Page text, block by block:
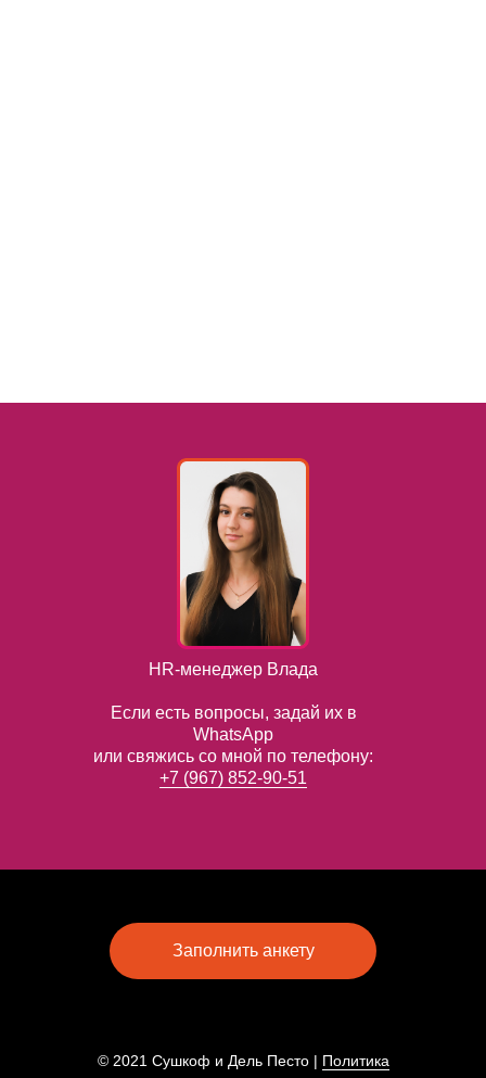
HR-менеджер Влада
Если есть вопросы, задай их в
WhatsApp
или свяжись со мной по телефону:
+7 (967) 852-90-51
© 2021 Сушкоф и Дель Песто | Политика
Заполнить анкету